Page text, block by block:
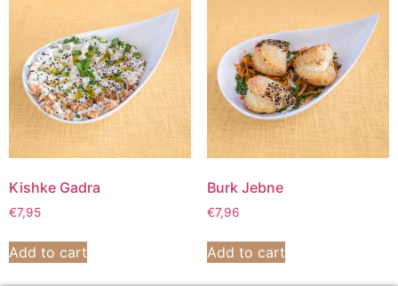
Kishke Gadra
€7,95
Add to cart
Burk Jebne
€7,96
Add to cart